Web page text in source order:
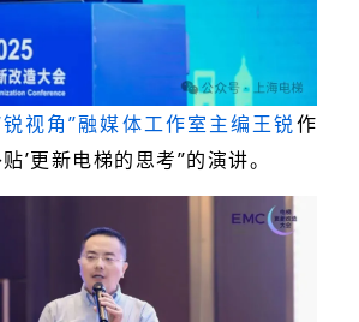
锐视角”融媒体工作室主编王锐作
’更新电梯的思考”的演讲。